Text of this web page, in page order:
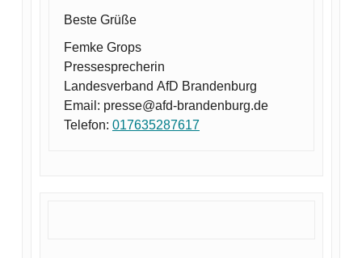
Beste Grüße
Femke Grops
Pressesprecherin
Landesverband AfD Brandenburg
Email: presse@afd-brandenburg.de
Telefon: 017635287617